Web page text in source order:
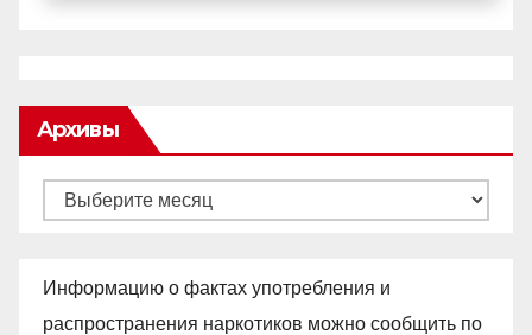
Архивы
Архивы
Информацию о фактах употребления и
распространения наркотиков можно сообщить по